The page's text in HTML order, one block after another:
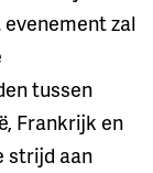
zal
tussen
Frankrijk en
strijd aan